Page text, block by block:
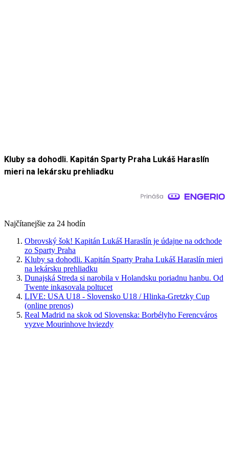
Kluby sa dohodli. Kapitán Sparty Praha Lukáš Haraslín
mieri na lekársku prehliadku
Najčítanejšie za 24 hodín
Obrovský šok! Kapitán Lukáš Haraslín je údajne na odchode
zo Sparty Praha
Kluby sa dohodli. Kapitán Sparty Praha Lukáš Haraslín mieri
na lekársku prehliadku
Dunajská Streda si narobila v Holandsku poriadnu hanbu. Od
Twente inkasovala poltucet
LIVE: USA U18 - Slovensko U18 / Hlinka-Gretzky Cup
(online prenos)
Real Madrid na skok od Slovenska: Borbélyho Ferencváros
vyzve Mourinhove hviezdy